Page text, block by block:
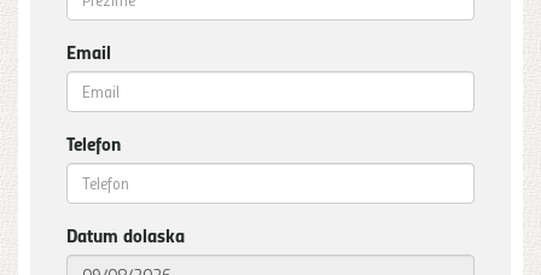
Email
Telefon
Datum dolaska